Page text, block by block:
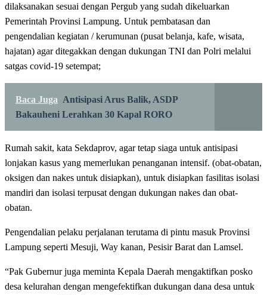
dilaksanakan sesuai dengan Pergub yang sudah dikeluarkan
Pemerintah Provinsi Lampung. Untuk pembatasan dan
pengendalian kegiatan / kerumunan (pusat belanja, kafe, wisata,
hajatan) agar ditegakkan dengan dukungan TNI dan Polri melalui
satgas covid-19 setempat;
Baca Juga Antisipasi Arus Balik, ASDP
Bakauheni Lerahkan 30 Kapal RORO
Rumah sakit, kata Sekdaprov, agar tetap siaga untuk antisipasi
lonjakan kasus yang memerlukan penanganan intensif. (obat-obatan,
oksigen dan nakes untuk disiapkan), untuk disiapkan fasilitas isolasi
mandiri dan isolasi terpusat dengan dukungan nakes dan obat-
obatan.
Pengendalian pelaku perjalanan terutama di pintu masuk Provinsi
Lampung seperti Mesuji, Way kanan, Pesisir Barat dan Lamsel.
“Pak Gubernur juga meminta Kepala Daerah mengaktifkan posko
desa kelurahan dengan mengefektifkan dukungan dana desa untuk